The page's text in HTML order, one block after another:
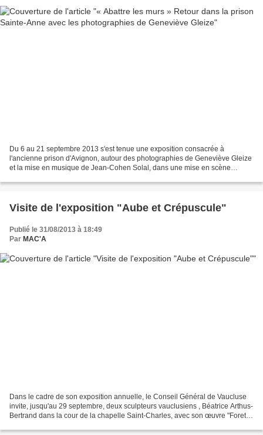
Du 6 au 21 septembre 2013 s'est tenue une exposition consacrée à
l'ancienne prison d'Avignon, autour des photographies de Geneviève Gleize
et la mise en musique de Jean-Cohen Solal, dans une mise en scène
Visite de l'exposition "Aube et Crépuscule"
Publié le 31/08/2013 à 18:49
Par MAC'A
Dans le cadre de son exposition annuelle, le Conseil Général de Vaucluse
invite, jusqu'au 29 septembre, deux sculpteurs vauclusiens , Béatrice Arthus-
Bertrand dans la cour de la chapelle Saint-Charles, avec son œuvre "Forets",